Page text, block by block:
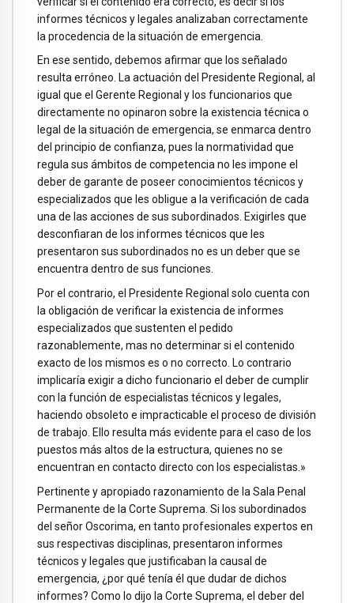
informes técnicos y legales analizaban correctamente
la procedencia de la situación de emergencia.
En ese sentido, debemos afirmar que los señalado
resulta erróneo. La actuación del Presidente Regional, al
igual que el Gerente Regional y los funcionarios que
directamente no opinaron sobre la existencia técnica o
legal de la situación de emergencia, se enmarca dentro
del principio de confianza, pues la normatividad que
regula sus ámbitos de competencia no les impone el
deber de garante de poseer conocimientos técnicos y
especializados que les obligue a la verificación de cada
una de las acciones de sus subordinados. Exigirles que
desconfiaran de los informes técnicos que les
presentaron sus subordinados no es un deber que se
encuentra dentro de sus funciones.
Por el contrario, el Presidente Regional solo cuenta con
la obligación de verificar la existencia de informes
especializados que sustenten el pedido
razonablemente, mas no determinar si el contenido
exacto de los mismos es o no correcto. Lo contrario
implicaría exigir a dicho funcionario el deber de cumplir
con la función de especialistas técnicos y legales,
haciendo obsoleto e impracticable el proceso de división
de trabajo. Ello resulta más evidente para el caso de los
puestos más altos de la estructura, quienes no se
encuentran en contacto directo con los especialistas.»
Pertinente y apropiado razonamiento de la Sala Penal
Permanente de la Corte Suprema. Si los subordinados
del señor Oscorima, en tanto profesionales expertos en
sus respectivas disciplinas, presentaron informes
técnicos y legales que justificaban la causal de
emergencia, ¿por qué tenía él que dudar de dichos
informes? Como lo dijo la Corte Suprema, el deber del